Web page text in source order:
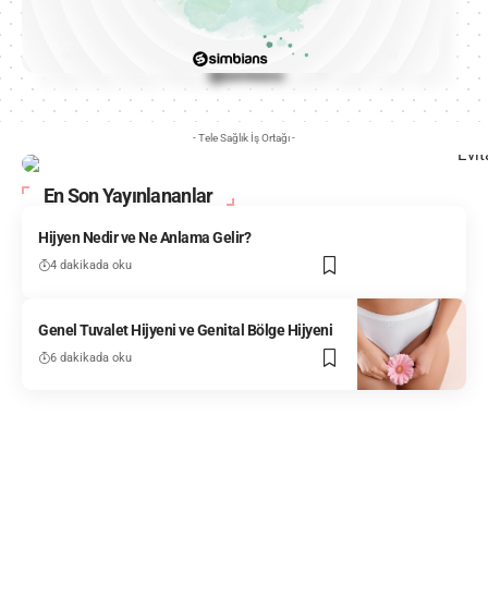
- Tele Sağlık İş Ortağı -
En Son Yayınlananlar
Hijyen Nedir ve Ne Anlama Gelir?
4 dakikada oku
Genel Tuvalet Hijyeni ve Genital Bölge Hijyeni
6 dakikada oku